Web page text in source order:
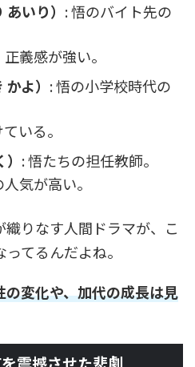
いり） : 悟のバイト先の
義感が強い。
よ） : 悟の小学校時代の
いる。
: 悟たちの担任教師。
気が高い。
りなす人間ドラマが、こ
てるんだよね。
変化や、加代の成長は見
震撼させた悲劇